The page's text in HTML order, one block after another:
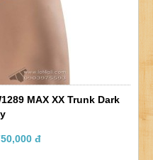
MAX XX Trunk Dark
đ